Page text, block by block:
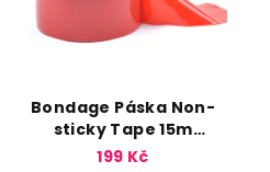
Bondage Páska Non-
sticky Tape 15m
červená
199 Kč